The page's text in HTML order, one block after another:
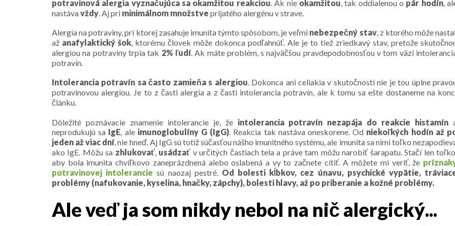
potravinová alergia vyznačujúca sa okamžitou reakciou. Ak nie okamžitou, tak oddialenou o pár hodín,
nastávavždy. Aj pri minimálnom množstve prijatého alergénu v strave.
Alergia na potraviny, pri ktorej zasahuje imunita týmto spôsobom, je veľmi nebezpečný stav, z ktorého môže
až anafylaktický šok, ktorému človek môže dokonca podľahnúť. Ale je to tiež zriedkavý stav, pretože
alergiou na potraviny trpia tak 2% ľudí. Ak máte problém, s najväčšou pravdepodobnosťou v tom väzí
potravín.
Intolerancia potravín sa často zamieňa s alergiou. Dokonca ani celiakia v skutočnosti nie je tou úplne
potravinovou alergiou. Je to z časti alergia a z časti intolerancia potravín, ale k tomu sa ešte dostaneme na
článku.
Dôležité poznávacie znamenie intolerancie je, že intolerancia potravín nezapája do reakcie histamín
neprodukujú sa IgE, ale imunoglobulíny G (IgG). Reakcia tak nastáva oneskorene. Od niekoľkých hodín až
jeden až viac dní, nie hneď. Aj IgG sú totiž súčasťou nášho imunitného systému, ale imunita sa nimi toľko
ako IgE. Môžu sa zhlukovať, usádzať v určitých častiach tela a práve tam môžu narobiť šarapatu. Stačí len
aby bola imunita chvíľkovo zaneprázdnená alebo oslabená a vy to začnete cítiť. A môžete mi veriť, že
potravinovej intolerancie sú naozaj pestré. Od bolesti kĺbkov, cez únavu, psychické vypätie,
problémy (nafukovanie, kyselina, hnačky, zápchy), bolesti hlavy, až po priberanie a kožné problémy.
Ale veď ja som nikdy nebol na nič alergický...